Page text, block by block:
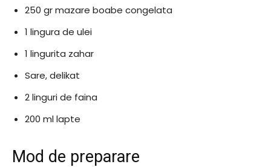
250 gr mazare boabe congelata
1 lingura de ulei
1 lingurita zahar
Sare, delikat
2 linguri de faina
200 ml lapte
Mod de preparare